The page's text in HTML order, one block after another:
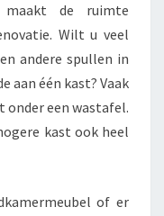
maakt de ruimte
Wilt u veel
andere spullen in
aan één kast? Vaak
onder een wastafel.
kast ook heel
of er